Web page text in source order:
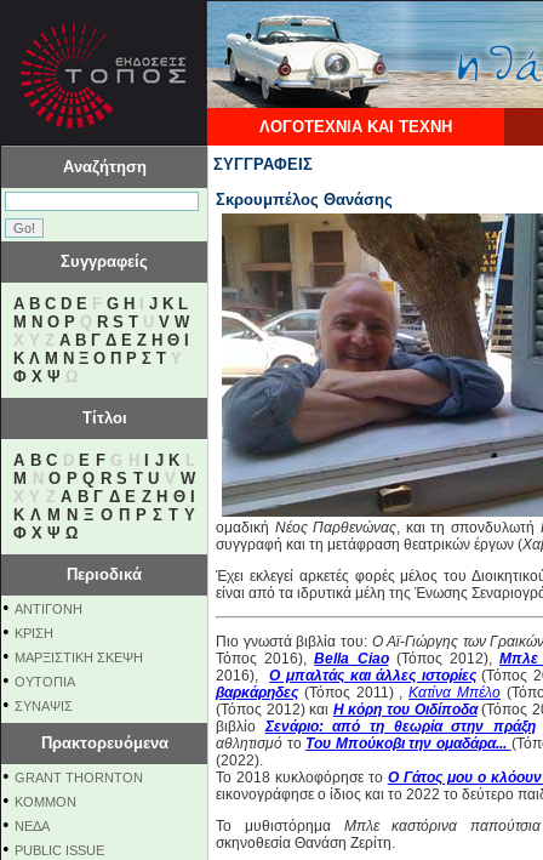
ΛΟΓΟΤΕΧΝΙΑ ΚΑΙ ΤΕΧΝΗ
Αναζήτηση
Συγγραφείς
A B C D E F G H J K L
M N O P Q R S T U V W
X Y Z Α Β Γ Δ Ε Ζ Η Θ
Κ Λ Μ Ν Ξ Ο Π Ρ Σ Τ Υ
Φ Χ Ψ Ω
Τίτλοι
A B C D E FG H J K L
M
N O P Q R S T U V W
X Y ZΑ Β Γ Δ Ε Ζ Η Θ
Κ Λ Μ Ν Ξ Ο Π Ρ Σ Τ Υ
Φ Χ Ψ Ω
Περιοδικά
• ΑΝΤΙΓΟΝΗ
• ΚΡΙΣΗ
• ΜΑΡΞΙΣΤΙΚΗ ΣΚΕΨΗ
• ΟΥΤΟΠΙΑ
• ΣΥΝΑΨΙΣ
Πρακτορευόμενα
• GRANT THORNTON
• KOMMON
• NEΔΑ
• PUBLIC ISSUE
ΣΥΓΓΡΑΦΕΙΣ
Σκρουμπέλος Θανάσης
ομαδική Νέος Παρθενώνας, και τη σπονδυλωτή
συγγραφή και τη μετάφραση θεατρικών έργων (
Έχει εκλεγεί αρκετές φορές μέλος του
είναι από τα ιδρυτικά μέλη της Ένωσης
Πιο γνωστά βιβλία του: Ο Αϊ-Γιώργης των
Τόπος 2016),Bella Ciao(Τόπος 2012),Μπλε
2016),Ο μπαλτάς και άλλες ιστορίες(Τόπος
βαρκάρηδες (Τόπος 2011) ,Kατίνα Μπέλο
(Τόπος 2012) και Η κόρη του Οιδίποδα(Τόπος
βιβλίοΣενάριο: από τη θεωρία στην πράξη
αθλητισμό το Του Μπούκοβι την ομαδάρα...
(2022).
Το 2018 κυκλοφόρησε το Ο Γάτος μου ο
εικονογράφησε ο ίδιος και το 2022 το δεύτερο
Το μυθιστόρημα Μπλε καστόρινα παπούτσια
σκηνοθεσία Θανάση Ζερίτη.